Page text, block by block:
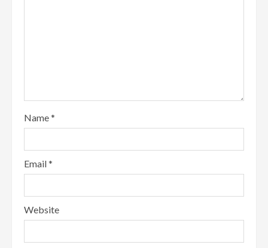
Name*
Email*
Website